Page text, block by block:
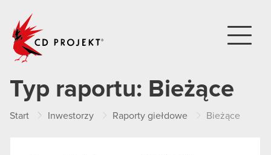
Typ raportu: Bieżące
Start Inwestorzy Raporty giełdowe Bieżące